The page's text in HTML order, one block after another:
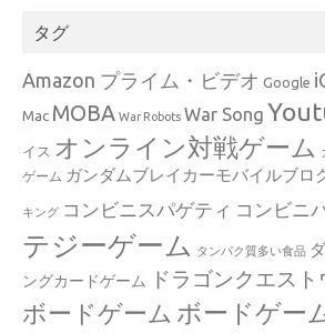
タグ
Amazon プライム・ビデオ Google
Mac MOBA War Robots War Song
イス オンライン対戦ゲーム
ゲーム ガンダムブレイカーモバイルブロ
キング コンビニスパゲティ コンビニ
テジーゲーム
タンパク質多い食品
ングカードゲーム
ドラゴンクエス
ボードゲーム ボードゲー